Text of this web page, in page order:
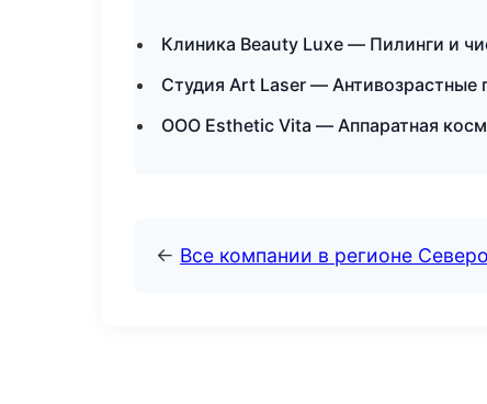
Клиника Beauty Luxe — Пилинги и
Студия Art Laser —
ООО Esthetic Vita — Аппаратная
← Все компании в регионе